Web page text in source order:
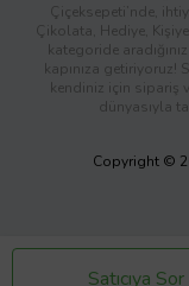
Satıcıya Sor
Çiçeksepeti’nde,
Çikolata, Hediye,
kategoride
kapınıza getiriyoruz!
kendiniz için sipariş
dünyasıyla
Copyright ©